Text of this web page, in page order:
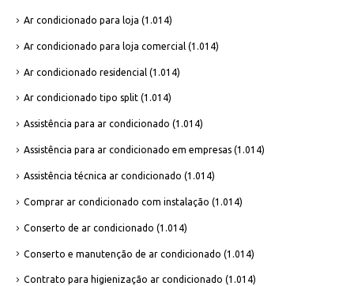
Ar condicionado para loja (1.014)
Ar condicionado para loja comercial (1.014)
Ar condicionado residencial (1.014)
Ar condicionado tipo split (1.014)
Assistência para ar condicionado (1.014)
Assistência para ar condicionado em empresas (1.014)
Assistência técnica ar condicionado (1.014)
Comprar ar condicionado com instalação (1.014)
Conserto de ar condicionado (1.014)
Conserto e manutenção de ar condicionado (1.014)
Contrato para higienização ar condicionado (1.014)